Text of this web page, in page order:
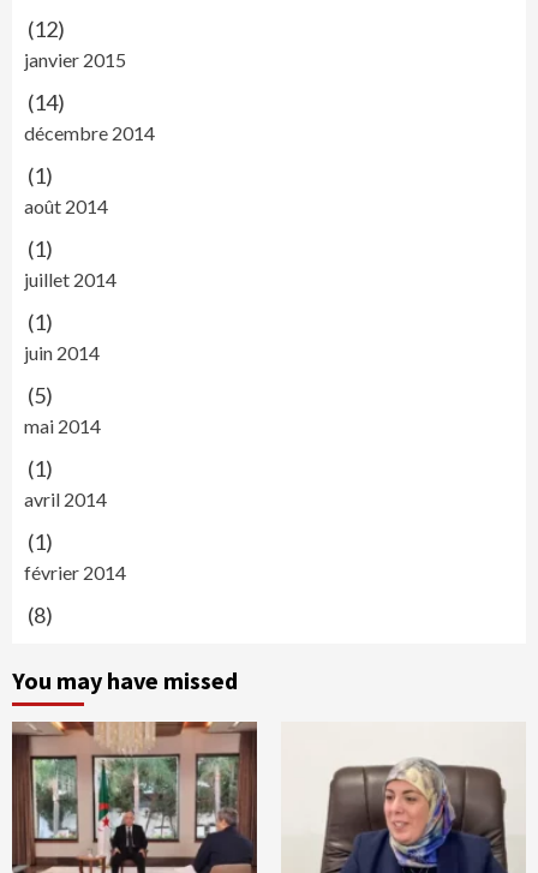
(12)
janvier 2015
(14)
décembre 2014
(1)
août 2014
(1)
juillet 2014
(1)
juin 2014
(5)
mai 2014
(1)
avril 2014
(1)
février 2014
(8)
You may have missed